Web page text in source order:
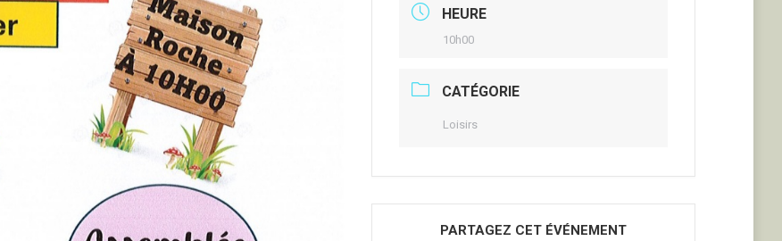
HEURE
10h00
CATÉGORIE
Loisirs
PARTAGEZ CET ÉVÉNEMENT